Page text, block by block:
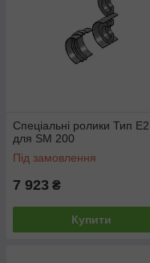
Спеціальні ролики Тип E2
для SM 200
Під замовлення
7 923 ₴
Купити